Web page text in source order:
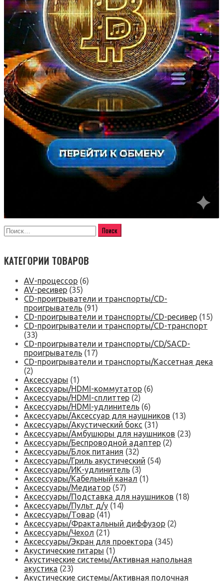
КАТЕГОРИИ ТОВАРОВ
AV-процессор (6)
AV-ресивер (35)
CD-проигрыватели и транспорты/CD-
проигрыватель (91)
CD-проигрыватели и транспорты/CD-ресивер (15)
CD-проигрыватели и транспорты/CD-транспорт
(33)
CD-проигрыватели и транспорты/CD/SACD-
проигрыватель (17)
CD-проигрыватели и транспорты/Кассетная дека
(2)
Аксессуары (1)
Аксессуары/HDMI-коммутатор (6)
Аксессуары/HDMI-сплиттер (2)
Аксессуары/HDMI-удлинитель (6)
Аксессуары/Аксессуар для наушников (13)
Аксессуары/Акустический бокс (31)
Аксессуары/Амбушюры для наушников (23)
Аксессуары/Беспроводной адаптер (2)
Аксессуары/Блок питания (32)
Аксессуары/Гриль акустический (54)
Аксессуары/ИК-удлинитель (3)
Аксессуары/Кабельный канал (1)
Аксессуары/Медиатор (57)
Аксессуары/Подставка для наушников (18)
Аксессуары/Пульт д/у (14)
Аксессуары/Товар (41)
Аксессуары/Фрактальный диффузор (2)
Аксессуары/Чехол (21)
Аксессуары/Экран для проектора (345)
Акустические гитары (1)
Акустические системы/Активная напольная
акустика (23)
Акустические системы/Активная полочная